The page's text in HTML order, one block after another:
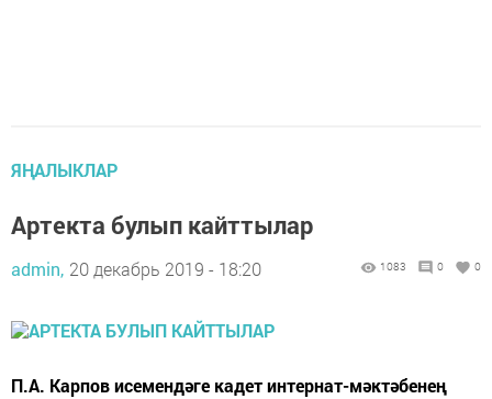
ЯҢАЛЫКЛАР
Артекта булып кайттылар
admin, 20 декабрь 2019 - 18:20 1083 0 0
П.А. Карпов исемендәге кадет интернат-мәктәбенең